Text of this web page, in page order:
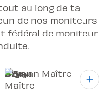
au long de ta
de nos moniteurs
fédéral de moniteur
Bryan
Maître